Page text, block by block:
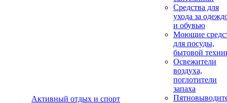
Активный отдых и спорт
Средства для
ухода за
и обувью
Моющие
для посуды,
бытовой
Освежители
воздуха,
поглотители
запаха